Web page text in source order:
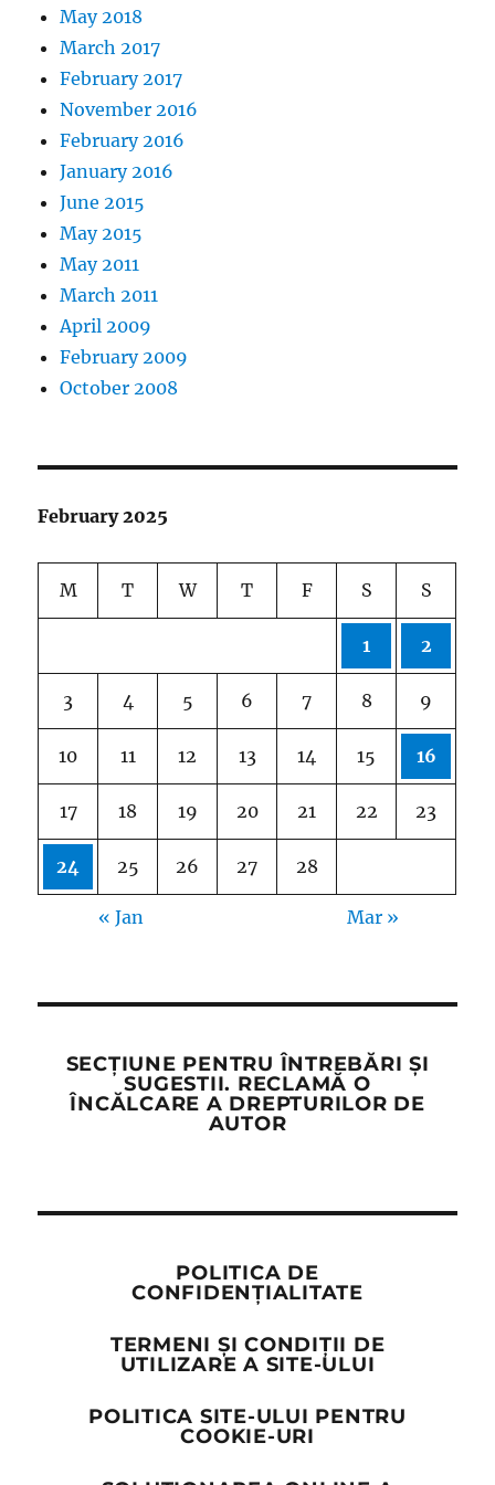
May 2018
March 2017
February 2017
November 2016
February 2016
January 2016
June 2015
May 2015
May 2011
March 2011
April 2009
February 2009
October 2008
February 2025
M T W T F S S
1 2
3 4 5 6 7 8 9
10 11 12 13 14 15 16
17 18 19 20 21 22 23
24 25 26 27 28
« Jan Mar »
SECȚIUNE PENTRU ÎNTREBĂRI ȘI
SUGESTII. RECLAMĂ O
ÎNCĂLCARE A DREPTURILOR DE
AUTOR
POLITICA DE
CONFIDENȚIALITATE
TERMENI ȘI CONDIȚII DE
UTILIZARE A SITE-ULUI
POLITICA SITE-ULUI PENTRU
COOKIE-URI